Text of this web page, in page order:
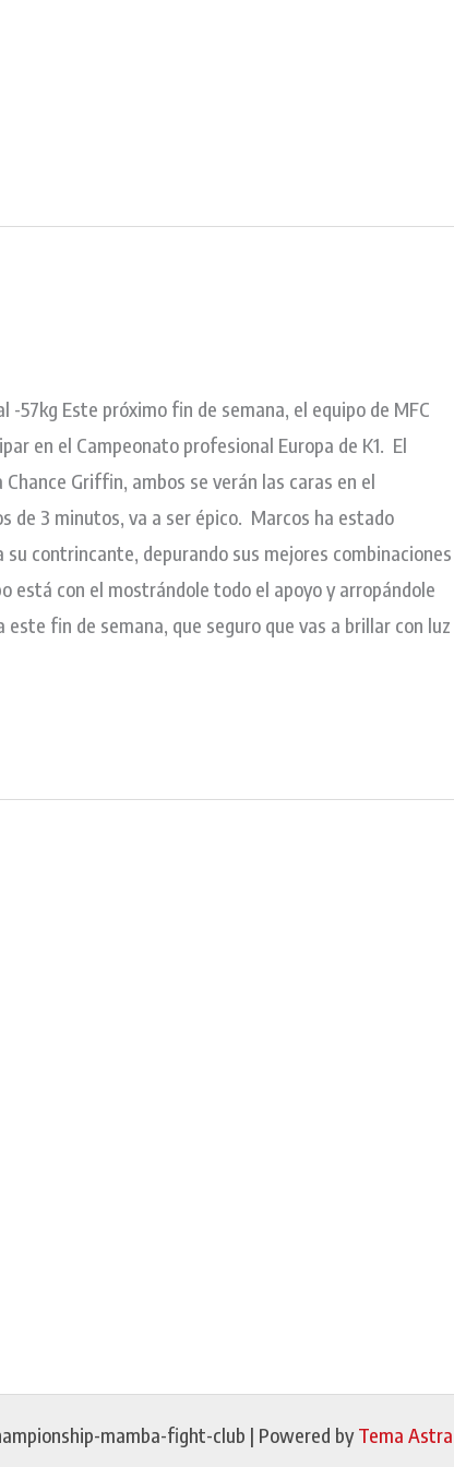
-57kg Este próximo fin de semana, el equipo de MFC
en el Campeonato profesional Europa de K1. El
Griffin, ambos se verán las caras en el
de 3 minutos, va a ser épico. Marcos ha estado
contrincante, depurando sus mejores combinaciones
está con el mostrándole todo el apoyo y arropándole
fin de semana, que seguro que vas a brillar con luz
mamba-fight-club | Powered byTema